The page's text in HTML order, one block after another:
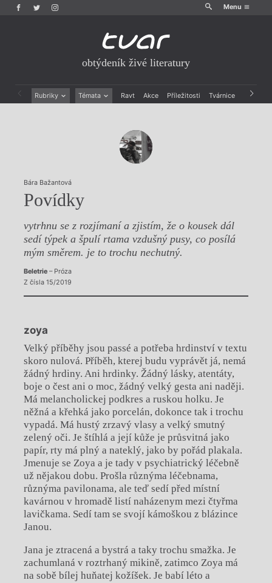
Menu
obtýdeník živé literatury
Rubriky Témata Ravt Akce Příležitosti Tvárnice Archiv
Bára Bažantová
Povídky
vytrhnu se z rozjímaní a zjistím, že o kousek dál
sedí týpek a špulí rtama vzdušný pusy, co posílá
mým směrem. je to trochu nechutný.
Beletrie– Próza
Z čísla 15/2019
zoya
Velký příběhy jsou passé a potřeba hrdinství v textu
skoro nulová. Příběh, kterej budu vyprávět já, nemá
žádný hrdiny. Ani hrdinky. Žádný lásky, atentáty,
boje o čest ani o moc, žádný velký gesta ani naději.
Má melancholickej podkres a ruskou holku. Je
něžná a křehká jako porcelán, dokonce tak i trochu
vypadá. Má hustý zrzavý vlasy a velký smutný
zelený oči. Je štíhlá a její kůže je průsvitná jako
papír, rty má plný a nateklý, jako by pořád plakala.
Jmenuje se Zoya a je tady v psychiatrický léčebně
už nějakou dobu. Prošla různýma léčebnama,
různýma pavilonama, ale teď sedí před místní
kavárnou v hromadě listí naházenym mezi čtyřma
lavičkama. Sedí tam se svojí kámoškou z blázince
Janou.
Jana je ztracená a bystrá a taky trochu smažka. Je
zachumlaná v roztrhaný mikině, zatimco Zoya má
na sobě bílej huňatej kožíšek. Je babí léto a